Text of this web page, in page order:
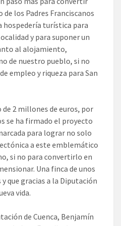
los Padres Franciscanos
hospedería turística para
y para suponer un
al alojamiento,
de nuestro pueblo, si no
empleo y riqueza para San
2 millones de euros, por
se ha firmado el proyecto
para lograr no solo
a este emblemático
si no para convertirlo en
Una finca de unos
que gracias a la Diputación
vida.
de Cuenca, Benjamín